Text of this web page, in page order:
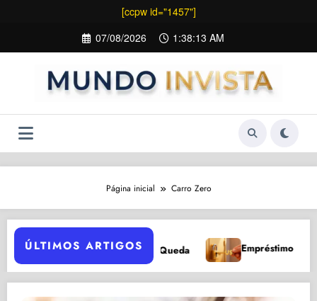
[ccpw id="1457"]
o
07/08/2026 1:38:14 AM
Página inicial Carro Zero
ÚLTIMOS ARTIGOS
para Investir Após Queda Empréstimo para